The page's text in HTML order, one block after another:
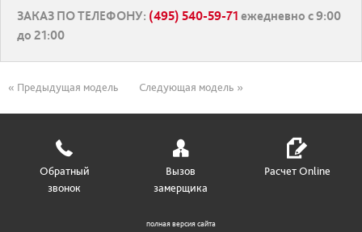
ЗАКАЗ ПО ТЕЛЕФОНУ: (495) 540-59-71 ежедневно с 9:00
до 21:00
« Предыдущая модель Следующая модель »
Обратный
звонок
Вызов
замерщика
Расчет Online
полная версия сайта